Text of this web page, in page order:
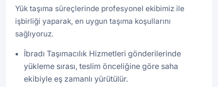
Yük taşıma süreçlerinde profesyonel ekibimiz ile
işbirliği yaparak, en uygun taşıma koşullarını
sağlıyoruz.
İbradı Taşımacılık Hizmetleri gönderilerinde
yükleme sırası, teslim önceliğine göre saha
ekibiyle eş zamanlı yürütülür.